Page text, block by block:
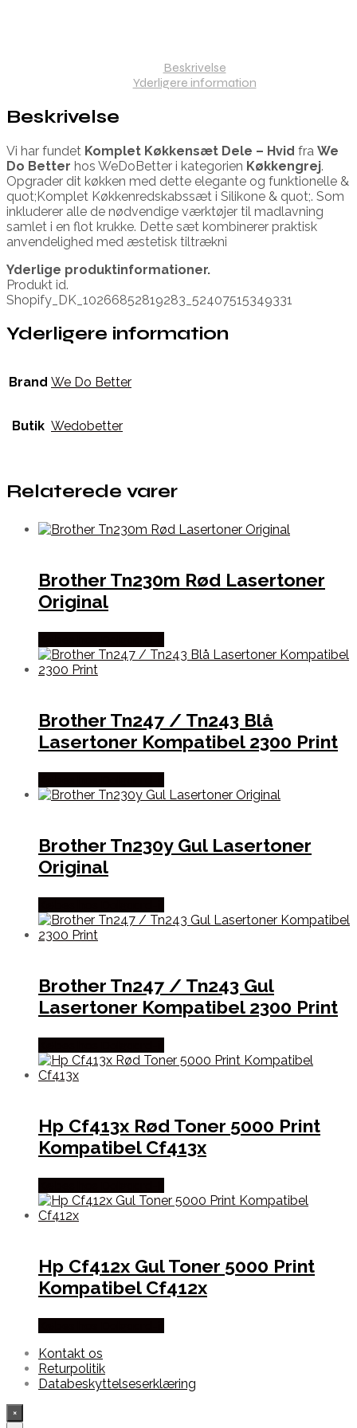
Beskrivelse
Yderligere information
Beskrivelse
Vi har fundet Komplet Køkkensæt Dele – Hvid fra We
Do Better hos WeDoBetter i kategorien Køkkengrej.
Opgrader dit køkken med dette elegante og funktionelle &
quot;Komplet Køkkenredskabssæt i Silikone & quot;. Som
inkluderer alle de nødvendige værktøjer til madlavning
samlet i en flot krukke. Dette sæt kombinerer praktisk
anvendelighed med æstetisk tiltrækni
Yderlige produktinformationer.
Produkt id.
Shopify_DK_10266852819283_52407515349331
Yderligere information
Brand We Do Better
Butik Wedobetter
Relaterede varer
Brother Tn230m Rød Lasertoner
Original
Brother Tn247 / Tn243 Blå
Lasertoner Kompatibel 2300 Print
Brother Tn230y Gul Lasertoner
Original
Brother Tn247 / Tn243 Gul
Lasertoner Kompatibel 2300 Print
Hp Cf413x Rød Toner 5000 Print
Kompatibel Cf413x
Hp Cf412x Gul Toner 5000 Print
Kompatibel Cf412x
Kontakt os
Returpolitik
Databeskyttelseserklæring
×